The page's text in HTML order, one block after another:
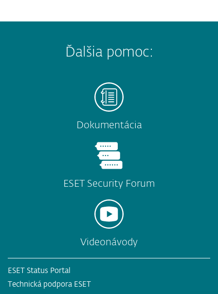
Ďalšia pomoc:
Dokumentácia
ESET Security Forum
Videonávody
ESET Status Portal
Technická podpora ESET